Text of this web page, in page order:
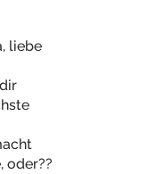
liebe
oder??